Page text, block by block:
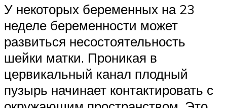
У некоторых беременных на 23
неделе беременности может
развиться несостоятельность
шейки матки. Проникая в
цервикальный канал плодный
пузырь начинает контактировать с